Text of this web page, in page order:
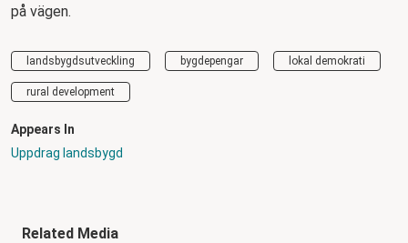
på vägen.
landsbygdsutveckling bygdepengar lokal demokrati
rural development
Appears In
Uppdrag landsbygd
Related Media